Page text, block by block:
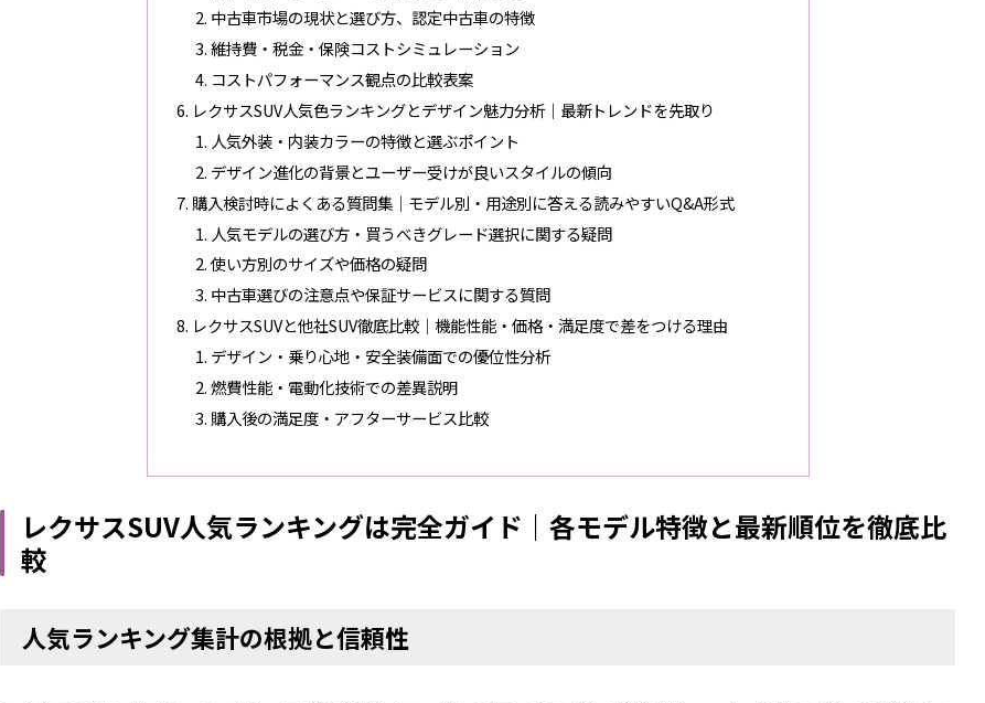
中古車市場の現状と選び方、認定中古車の特徴
維持費・税金・保険コストシミュレーション
コストパフォーマンス観点の比較表案
レクサスSUV人気色ランキングとデザイン魅力分析｜最新トレンドを先取り
人気外装・内装カラーの特徴と選ぶポイント
デザイン進化の背景とユーザー受けが良いスタイルの傾向
購入検討時によくある質問集｜モデル別・用途別に答える読みやすいQ&A形式
人気モデルの選び方・買うべきグレード選択に関する疑問
使い方別のサイズや価格の疑問
中古車選びの注意点や保証サービスに関する質問
レクサスSUVと他社SUV徹底比較｜機能性能・価格・満足度で差をつける理由
デザイン・乗り心地・安全装備面での優位性分析
燃費性能・電動化技術での差異説明
購入後の満足度・アフターサービス比較
レクサスSUV人気ランキングは完全ガイド｜各モデル特徴と最新順位を徹底比
較
人気ランキング集計の根拠と信頼性